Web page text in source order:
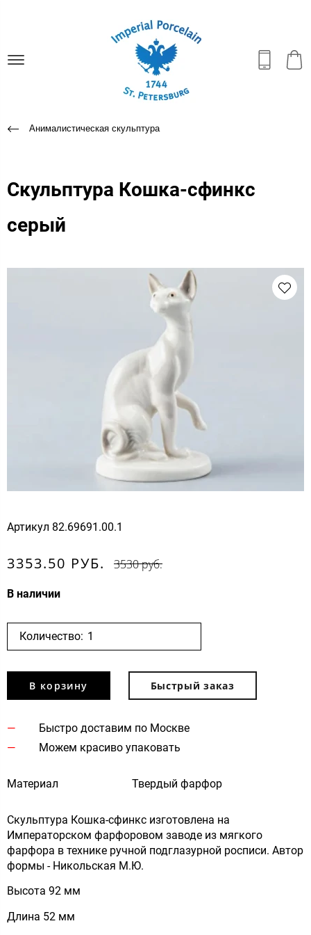
Анималистическая скульптура
Скульптура Кошка-сфинкс
серый
Артикул 82.69691.00.1
3353.50 РУБ. 3530 руб.
В наличии
Количество:
В корзину Быстрый заказ
Быстро доставим по Москве
Можем красиво упаковать
Материал Твердый фарфор
Скульптура Кошка-сфинкс изготовлена на
Императорском фарфоровом заводе из мягкого
фарфора в технике ручной подглазурной росписи. Автор
формы - Никольская М.Ю.
Высота 92 мм
Длина 52 мм